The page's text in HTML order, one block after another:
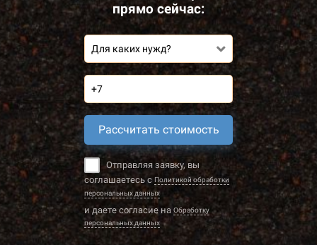
прямо сейчас:
Для каких нужд?
Рассчитать стоимость
Отправляя заявку, вы
соглашаетесь с Политикой обработки
персональных данных
и даете согласие на Обработку
персональных данных